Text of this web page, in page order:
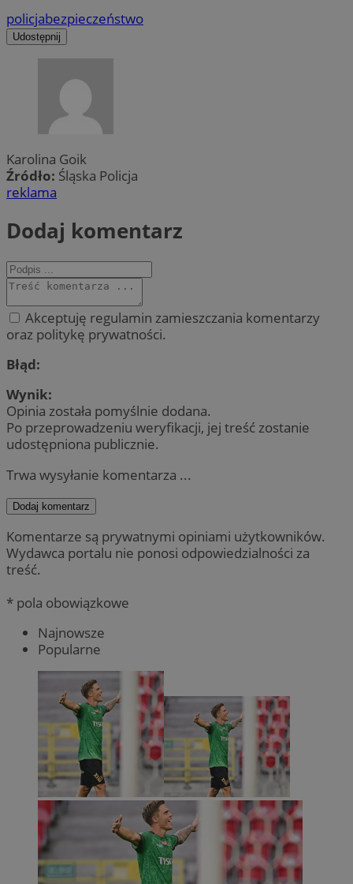
policjabezpieczeństwo
Udostępnij
Karolina Goik
Źródło: Śląska Policja
reklama
Dodaj komentarz
Akceptuję regulamin zamieszczania komentarzy
oraz politykę prywatności.
Błąd:
Wynik:
Opinia została pomyślnie dodana.
Po przeprowadzeniu weryfikacji, jej treść zostanie
udostępniona publicznie.
Trwa wysyłanie komentarza ...
Dodaj komentarz
Komentarze są prywatnymi opiniami użytkowników.
Wydawca portalu nie ponosi odpowiedzialności za
treść.
* pola obowiązkowe
Najnowsze
Popularne